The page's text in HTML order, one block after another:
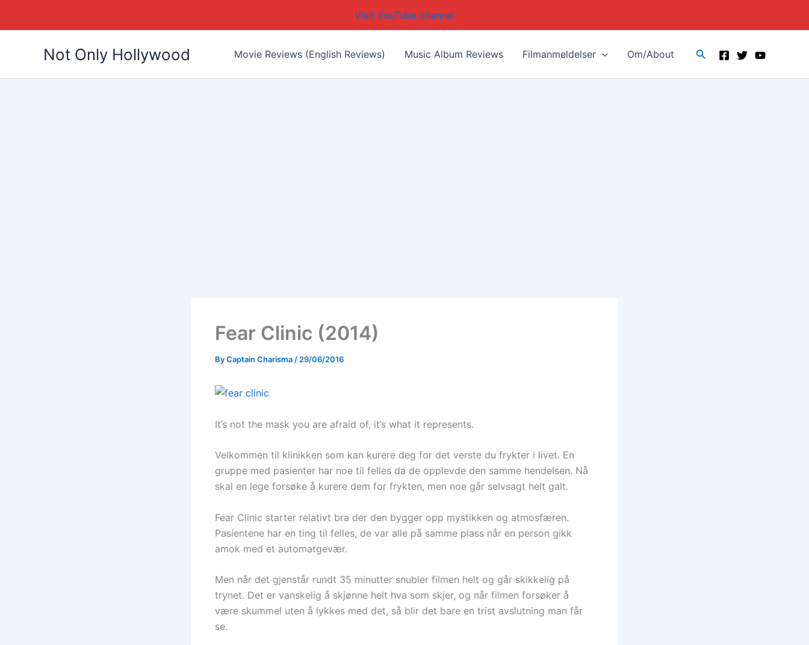
Visit YouTube channel
Not Only Hollywood Movie Reviews (English Reviews) Music Album Reviews Filmanmeldelser Om/About Search
Fear Clinic (2014)
ByCaptain Charisma/29/06/2016
It’s not the mask you are afraid of, it’s what it represents.
Velkommen til klinikken som kan kurere deg for det verste du frykter i livet. En
gruppe med pasienter har noe til felles da de opplevde den samme hendelsen. Nå
skal en lege forsøke å kurere dem for frykten, men noe går selvsagt helt galt.
Fear Clinic starter relativt bra der den bygger opp mystikken og atmosfæren.
Pasientene har en ting til felles, de var alle på samme plass når en person gikk
amok med et automatgevær.
Men når det gjenstår rundt 35 minutter snubler filmen helt og går skikkelig på
trynet. Det er vanskelig å skjønne helt hva som skjer, og når filmen forsøker å
være skummel uten å lykkes med det, så blir det bare en trist avslutning man får
se.